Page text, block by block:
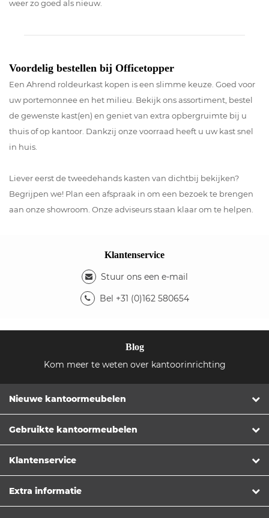
weer zo goed als nieuw.
Voordelig bestellen bij Officetopper
Een Ahrend roldeurkast kopen is een slimme keuze. Goed voor
uw portemonnee en het milieu. Bekijk ons assortiment, bestel
de gewenste kast(en) en geniet van extra opbergruimte bij u
thuis of op kantoor. Dankzij onze voorraad heeft u uw kast snel
in huis.
Liever eerst de tweedehands kasten van dichtbij bekijken?
Begrijpen we! Plan een afspraak in om een bezoek te brengen
aan onze showroom. Onze adviseurs staan klaar om te helpen.
Klantenservice
Stuur ons een e-mail
Bel +31 (0)162 580654
Blog
Kom meer te weten over kantoorinrichting
Nieuwe kantoormeubelen
Gebruikte kantoormeubelen
Klantenservice
Extra informatie